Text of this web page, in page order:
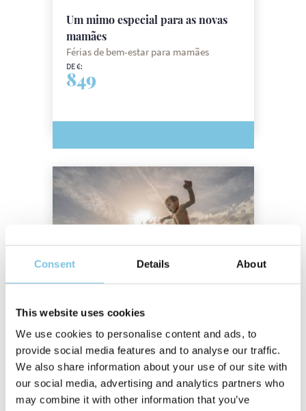
Consent Details About
This website uses cookies
We use cookies to personalise content and ads, to
provide social media features and to analyse our traffic.
We also share information about your use of our site with
our social media, advertising and analytics partners who
may combine it with other information that you’ve
Um mimo especial para as novas
mamães
Férias de bem-estar para mamães
DE €:
849
Escape apenas com aqueles que amam
mais entre parques e relaxamento!
DE €:
812